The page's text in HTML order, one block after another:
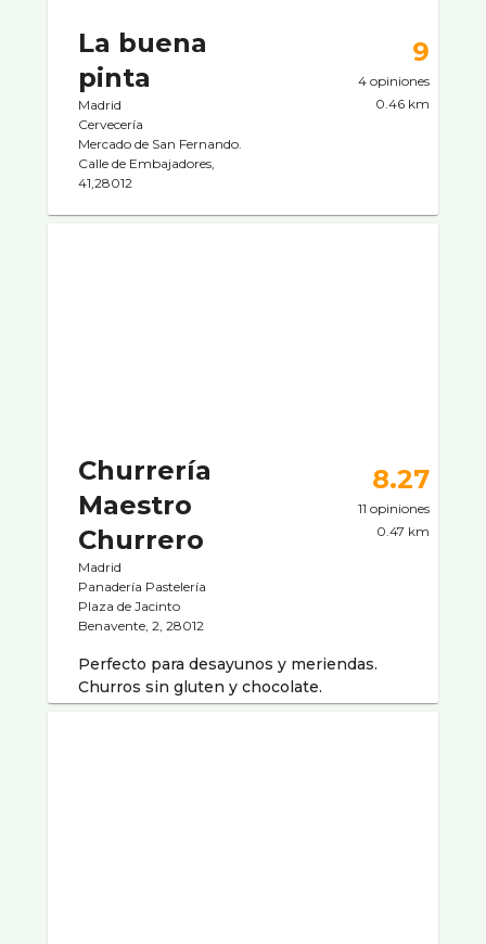
La buena
pinta
Madrid
Cervecerí­a
Mercado de San Fernando.
Calle de Embajadores,
41,28012
9
4 opiniones
0.46 km
Churrería
Maestro
Churrero
Madrid
Panaderí­a Pastelerí­a
Plaza de Jacinto
Benavente, 2, 28012
8.27
11 opiniones
0.47 km
Perfecto para desayunos y meriendas.
Churros sin gluten y chocolate.